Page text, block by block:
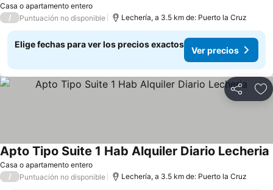
Casa o apartamento entero
/ Puntuación no disponible Lechería, a 3.5 km de: Puerto la Cruz
Elige fechas para ver los precios exactos
Ver precios
Compartir
Casa o apartamento entero
Apto Tipo Suite 1 Hab Alquiler Diario Lecheria
/ Puntuación no disponible Lechería, a 3.5 km de: Puerto la Cruz